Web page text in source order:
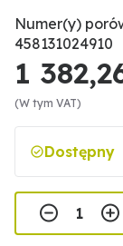
Numer(y)
458131024910
1
(W tym VAT)
Dostępny